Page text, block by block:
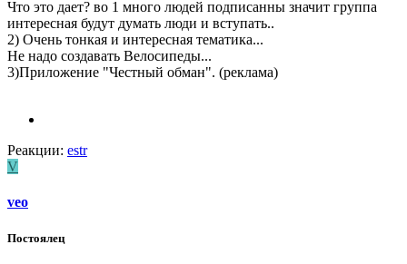
Что это дает? во 1 много людей подписанны значит группа
интересная будут думать люди и вступать..
2) Очень тонкая и интересная тематика...
Не надо создавать Велосипеды...
3)Приложение "Честный обман". (реклама)
Реакции: estr
V
veo
Постоялец